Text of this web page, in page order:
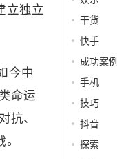
立独立
今中
命运
抗、
干货
快手
成功案例
手机
技巧
抖音
探索